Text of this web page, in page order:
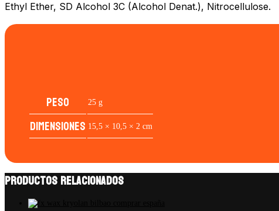
Ethyl Ether, SD Alcohol 3C (Alcohol Denat.), Nitrocellulose.
Peso 25 g
Dimensiones 15,5 × 10,5 × 2 cm
Productos relacionados